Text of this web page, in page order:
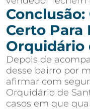
Certo
Orquidário
Depois de
desse bairro por
afirmar com
Orquidário de
casos em que